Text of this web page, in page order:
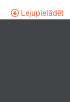
Lejupielādēt